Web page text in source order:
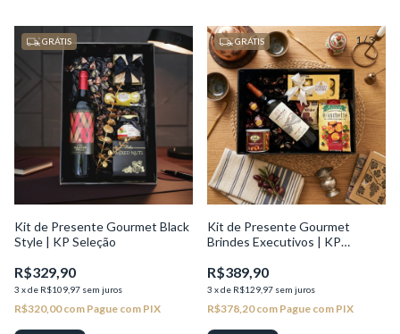
1/ 2
GRÁTIS
Kit de Presente Gourmet Black
Style | KP Seleção
R$329,90
3 xde R$109,97 sem juros
R$320,00com Pague com PIX
1/3
GRÁTIS
Kit de Presente Gourmet
Brindes Executivos | KP
R$389,90
3 xde R$129,97 sem juros
R$378,20com Pague com PIX